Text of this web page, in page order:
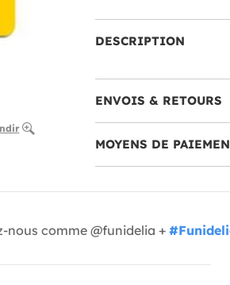
DESCRIPTION
ENVOIS & RETOURS
MOYENS DE
nous comme @funidelia +